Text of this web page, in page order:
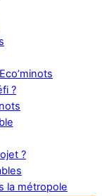
?
?
la métropole